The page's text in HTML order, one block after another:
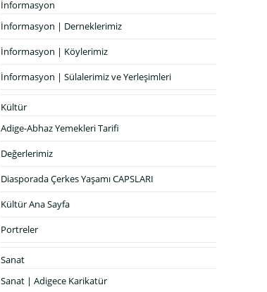
İnformasyon
İnformasyon | Derneklerimiz
İnformasyon | Köylerimiz
İnformasyon | Sülalerimiz ve Yerleşimleri
Kültür
Adige-Abhaz Yemekleri Tarifi
Değerlerimiz
Diasporada Çerkes Yaşamı CAPSLARI
Kültür Ana Sayfa
Portreler
Sanat
Sanat | Adigece Karikatür